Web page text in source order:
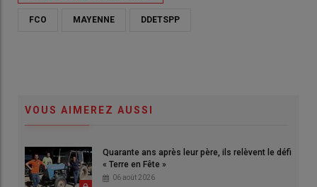
FCO MAYENNE DDETSPP
VOUS AIMEREZ AUSSI
Quarante ans après leur père, ils relèvent le défi
« Terre en Fête »
06 août 2026